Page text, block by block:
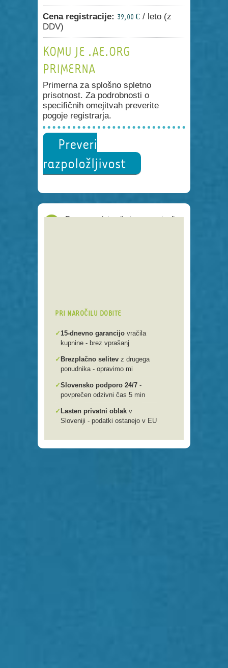
Cena registracije: 39,00 € / leto (z
DDV)
KOMU JE .AE.ORG
PRIMERNA
Primerna za splošno spletno
prisotnost. Za podrobnosti o
specifičnih omejitvah preverite
pogoje registrarja.
Preveri
razpoložljivost
Proces registracije je poenostavljen
PRI NAROČILU DOBITE
✓15-dnevno garancijo vračila
kupnine - brez vprašanj
✓ Brezplačno selitev z drugega
ponudnika - opravimo mi
✓Slovensko podporo 24/7 -
povprečen odzivni čas 5 min
✓ Lasten privatni oblak v
Sloveniji - podatki ostanejo v EU